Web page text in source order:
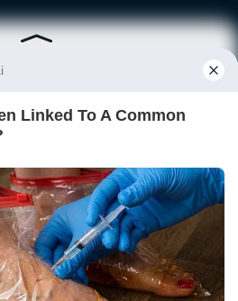
Ikuti Kami
Karier
Pedoman Media Siber
Disclaimer
Hubungi Kami